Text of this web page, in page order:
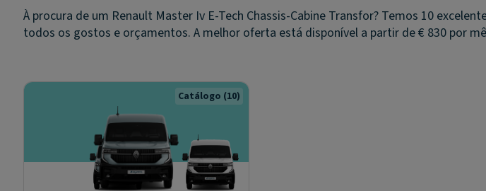
À procura de um Renault Master Iv E-Tech Chassis-Cabine Transfor? Temos 10
todos os gostos e orçamentos. A melhor oferta está disponível a partir de € 830 por
Catálogo (10)